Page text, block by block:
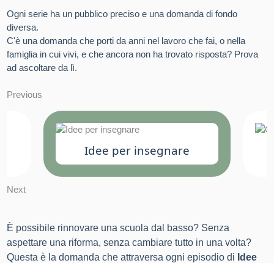
Ogni serie ha un pubblico preciso e una domanda di fondo
diversa.
C'è una domanda che porti da anni nel lavoro che fai, o nella
famiglia in cui vivi, e che ancora non ha trovato risposta? Prova
ad ascoltare da lì.
Previous
Idee per insegnare
Next
È possibile rinnovare una scuola dal basso? Senza
aspettare una riforma, senza cambiare tutto in una volta?
Questa è la domanda che attraversa ogni episodio di Idee